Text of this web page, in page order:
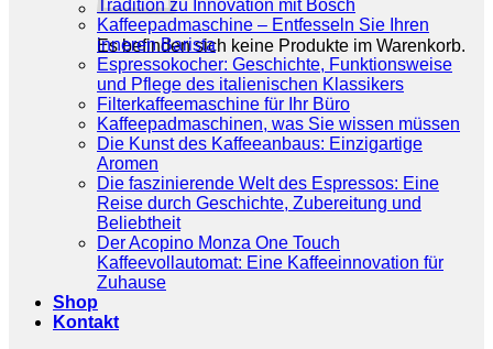
Es befinden sich keine Produkte im Warenkorb.
Tradition zu Innovation mit Bosch
Kaffeepadmaschine – Entfesseln Sie Ihren
inneren Barista
Espressokocher: Geschichte, Funktionsweise
und Pflege des italienischen Klassikers
Filterkaffeemaschine für Ihr Büro
Kaffeepadmaschinen, was Sie wissen müssen
Die Kunst des Kaffeeanbaus: Einzigartige
Aromen
Die faszinierende Welt des Espressos: Eine
Reise durch Geschichte, Zubereitung und
Beliebtheit
Der Acopino Monza One Touch
Kaffeevollautomat: Eine Kaffeeinnovation für
Zuhause
Shop
Kontakt